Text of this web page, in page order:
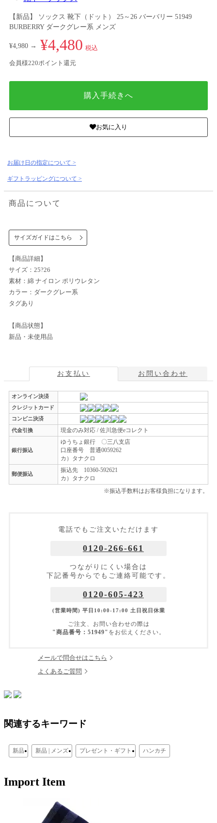
【新品】 ソックス 靴下（ドット） 25～26 バーバリー 51949
BURBERRY ダークグレー系 メンズ
¥4,980 → ¥4,480 税込
会員様220ポイント還元
購入手続きへ
お気に入り
お届け日の指定について >
ギフトラッピングについて >
商品について
サイズガイドはこちら
【商品詳細】
サイズ：25?26
素材：綿 ナイロン ポリウレタン
カラー：ダークグレー系
タグあり
【商品状態】
新品・未使用品
お支払い お問い合わせ
オンライン決済
クレジットカード
コンビニ決済
代金引換
現金のみ対応 / 佐川急便eコレクト
銀行振込
ゆうちょ銀行 〇三八支店
口座番号 普通0059262
カ）タナクロ
郵便振込
振込先 10360-592621
カ）タナクロ
※振込手数料はお客様負担になります。
電話でもご注文いただけます
0120-266-661
つながりにくい場合は
下記番号からでもご連絡可能です。
0120-605-423
(営業時間) 平日10:00-17:00 土日祝日休業
ご注文、お問い合わせの際は
"商品番号：51949" をお伝えください。
メールで問合せはこちら
よくあるご質問
関連するキーワード
新品 新品 | メンズ プレゼント・ギフト ハンカチ
Import Item